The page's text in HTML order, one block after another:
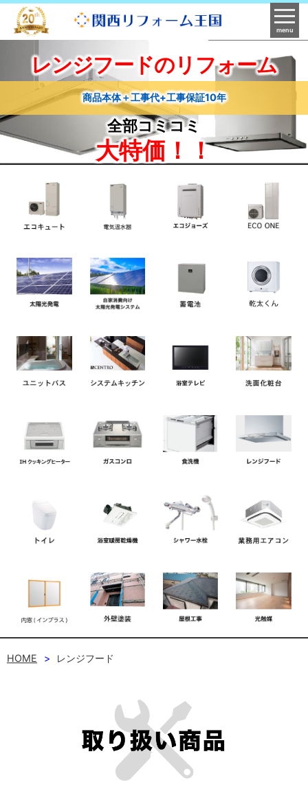
menu
レンジフードのリフォーム
商品本体＋工事代+工事保証10年
全部コミコミ
大特価！！
HOME レンジフード